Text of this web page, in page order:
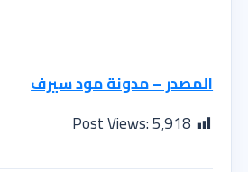
المصدر – مدونة مود سيرف
Post Views:5٬918